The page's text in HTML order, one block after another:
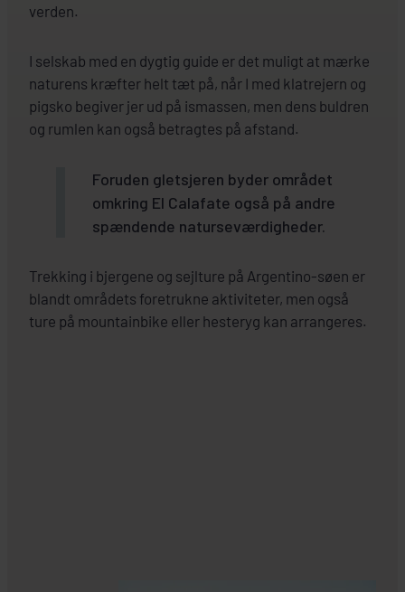
verden.
I selskab med en dygtig guide er det muligt at mærke
naturens kræfter helt tæt på, når I med klatrejern og
pigsko begiver jer ud på ismassen, men dens buldren
og rumlen kan også betragtes på afstand.
Foruden gletsjeren byder området
omkring El Calafate også på andre
spændende naturseværdigheder.
Trekking i bjergene og sejlture på Argentino-søen er
blandt områdets foretrukne aktiviteter, men også
ture på mountainbike eller hesteryg kan arrangeres.